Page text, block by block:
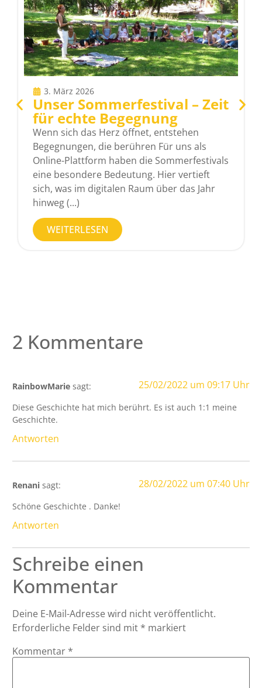
3. März 2026
Unser Sommerfestival – Zeit
für echte Begegnung
Wenn sich das Herz öffnet, entstehen
Begegnungen, die berühren Für uns als
Online-Plattform haben die Sommerfestivals
eine besondere Bedeutung. Hier vertieft
sich, was im digitalen Raum über das Jahr
hinweg (...)
WEITERLESEN
2 Kommentare
RainbowMarie sagt: 25/02/2022 um 09:17 Uhr
Diese Geschichte hat mich berührt. Es ist auch 1:1 meine
Geschichte.
Antworten
Renani sagt: 28/02/2022 um 07:40 Uhr
Schöne Geschichte . Danke!
Antworten
Schreibe einen
Kommentar
Deine E-Mail-Adresse wird nicht veröffentlicht.
Erforderliche Felder sind mit * markiert
Kommentar *